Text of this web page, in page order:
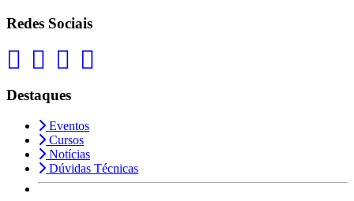
Redes Sociais
Destaques
Eventos
Cursos
Notícias
Dúvidas Técnicas